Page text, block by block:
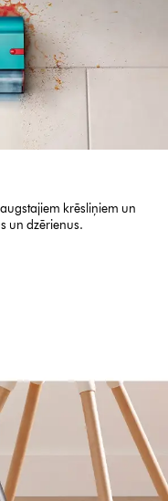
krēsliņiem un
un dzērienus.